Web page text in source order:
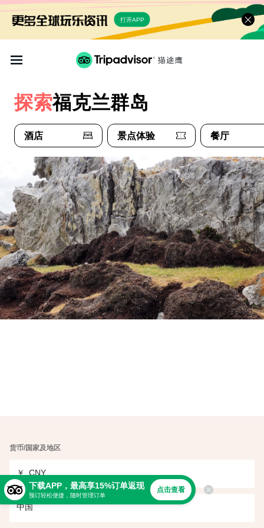
打开APP
探索福克兰群岛
酒店 景点体验 餐厅
货币/国家及地区
￥ CNY
中国
下载APP，最高享15%订单返现
预订轻松便捷，随时管理订单
点击查看